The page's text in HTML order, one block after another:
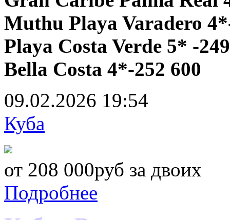
Muthu Playa Varadero
Playa Costa Verde 5* -
Bella Costa 4*-252 600
09.02.2026 19:54
Куба
от 208 000руб за двоих
Подробнее